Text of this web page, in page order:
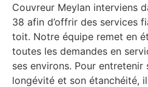
Couvreur Meylan interviens
38 afin d’offrir des services
toit. Notre équipe remet en
toutes les demandes en
ses environs. Pour entretenir
longévité et son étanchéité,